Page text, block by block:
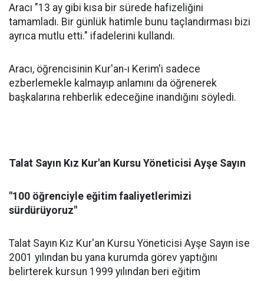
Aracı "13 ay gibi kısa bir sürede hafizeliğini
tamamladı. Bir günlük hatimle bunu taçlandırması bizi
ayrıca mutlu etti." ifadelerini kullandı.
Aracı, öğrencisinin Kur'an-ı Kerim'i sadece
ezberlemekle kalmayıp anlamını da öğrenerek
başkalarına rehberlik edeceğine inandığını söyledi.
Talat Sayın Kız Kur'an Kursu Yöneticisi Ayşe Sayın
"100 öğrenciyle eğitim faaliyetlerimizi
sürdürüyoruz"
Talat Sayın Kız Kur'an Kursu Yöneticisi Ayşe Sayın ise
2001 yılından bu yana kurumda görev yaptığını
belirterek kursun 1999 yılından beri eğitim